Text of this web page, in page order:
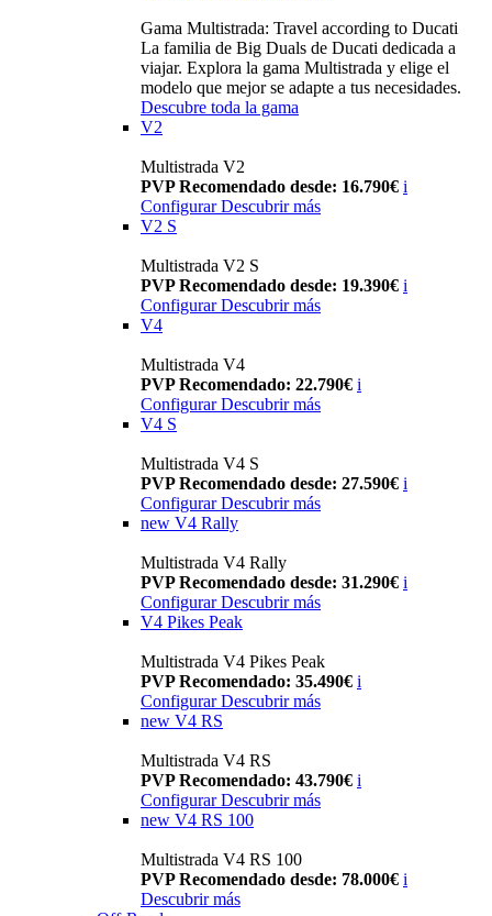
Gama Multistrada: Travel according to Ducati
La familia de Big Duals de Ducati dedicada a
viajar. Explora la gama Multistrada y elige el
modelo que mejor se adapte a tus necesidades.
Descubre toda la gama
V2
Multistrada V2
PVP Recomendado desde: 16.790€ i
Configurar Descubrir más
V2 S
Multistrada V2 S
PVP Recomendado desde: 19.390€ i
Configurar Descubrir más
V4
Multistrada V4
PVP Recomendado: 22.790€ i
Configurar Descubrir más
V4 S
Multistrada V4 S
PVP Recomendado desde: 27.590€ i
Configurar Descubrir más
new V4 Rally
Multistrada V4 Rally
PVP Recomendado desde: 31.290€ i
Configurar Descubrir más
V4 Pikes Peak
Multistrada V4 Pikes Peak
PVP Recomendado: 35.490€ i
Configurar Descubrir más
new V4 RS
Multistrada V4 RS
PVP Recomendado: 43.790€ i
ConfigurarDescubrir más
new V4 RS 100
Multistrada V4 RS 100
PVP Recomendado desde: 78.000€ i
Descubrir más